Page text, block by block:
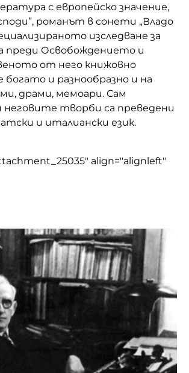
с европейско значение,
романът в сонети „Владо
изследване за
Освобождението и
от него книжовно
богато и разнообразно и на
драми, мемоари. Сам
неговите творби са преведени
и италиански език.
align="alignleft"